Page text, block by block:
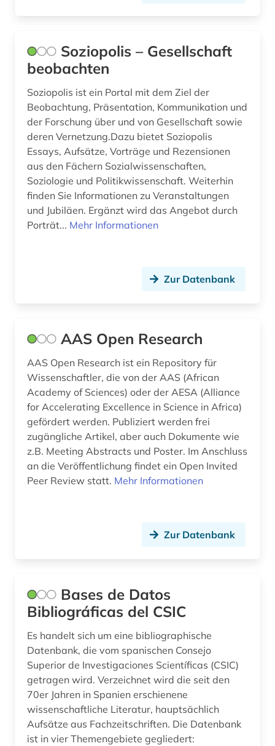
Soziopolis – Gesellschaft
beobachten
Soziopolis ist ein Portal mit dem Ziel der
Beobachtung, Präsentation, Kommunikation und
der Forschung über und von Gesellschaft sowie
deren Vernetzung.Dazu bietet Soziopolis
Essays, Aufsätze, Vorträge und Rezensionen
aus den Fächern Sozialwissenschaften,
Soziologie und Politikwissenschaft. Weiterhin
finden Sie Informationen zu Veranstaltungen
und Jubiläen. Ergänzt wird das Angebot durch
Porträt... Mehr Informationen
Zur Datenbank
AAS Open Research
AAS Open Research ist ein Repository für
Wissenschaftler, die von der AAS (African
Academy of Sciences) oder der AESA (Alliance
for Accelerating Excellence in Science in Africa)
gefördert werden. Publiziert werden frei
zugängliche Artikel, aber auch Dokumente wie
z.B. Meeting Abstracts und Poster. Im Anschluss
an die Veröffentlichung findet ein Open Invited
Peer Review statt. Mehr Informationen
Zur Datenbank
Bases de Datos
Bibliográficas del CSIC
Es handelt sich um eine bibliographische
Datenbank, die vom spanischen Consejo
Superior de Investigaciones Scientíficas (CSIC)
getragen wird. Verzeichnet wird die seit den
70er Jahren in Spanien erschienene
wissenschaftliche Literatur, hauptsächlich
Aufsätze aus Fachzeitschriften. Die Datenbank
ist in vier Themengebiete gegliedert: